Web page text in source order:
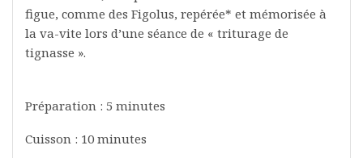
figue, comme des Figolus, repérée* et mémorisée à
la va-vite lors d’une séance de « triturage de
tignasse ».
Préparation : 5 minutes
Cuisson : 10 minutes